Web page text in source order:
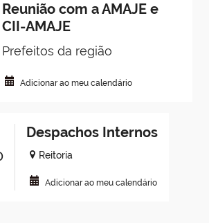
Reunião com a AMAJE e
CII-AMAJE
Prefeitos da região
Adicionar ao meu calendário
Despachos Internos
Reitoria
Adicionar ao meu calendário